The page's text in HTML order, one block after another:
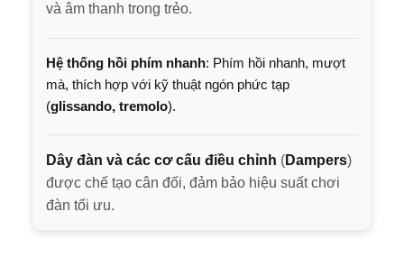
và âm thanh trong trẻo.
Hệ thống hồi phím nhanh: Phím hồi nhanh, mượt
mà, thích hợp với kỹ thuật ngón phức tạp
(glissando, tremolo).
Dây đàn và các cơ cấu điều chỉnh (Dampers)
được chế tạo cân đối, đảm bảo hiệu suất chơi
đàn tối ưu.